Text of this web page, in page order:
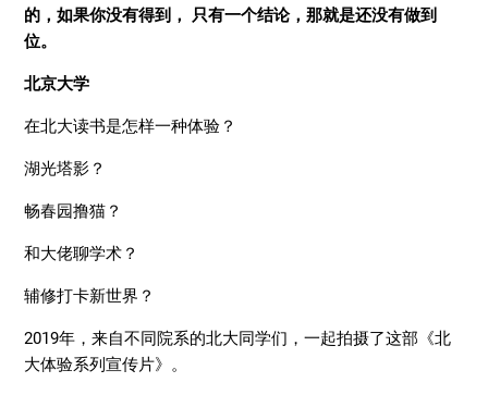
的，如果你没有得到， 只有一个结论，那就是还没有做到
位。
北京大学
在北大读书是怎样一种体验？
湖光塔影？
畅春园撸猫？
和大佬聊学术？
辅修打卡新世界？
2019年，来自不同院系的北大同学们，一起拍摄了这部《北
大体验系列宣传片》。